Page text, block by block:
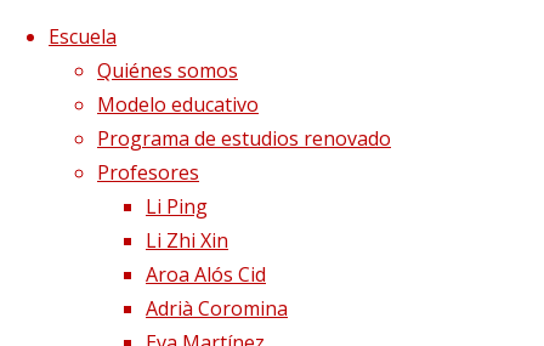
Saltar al contenido
Escuela
Quiénes somos
Modelo educativo
Programa de estudios renovado
Profesores
Li Ping
Li Zhi Xin
Aroa Alós Cid
Adrià Coromina